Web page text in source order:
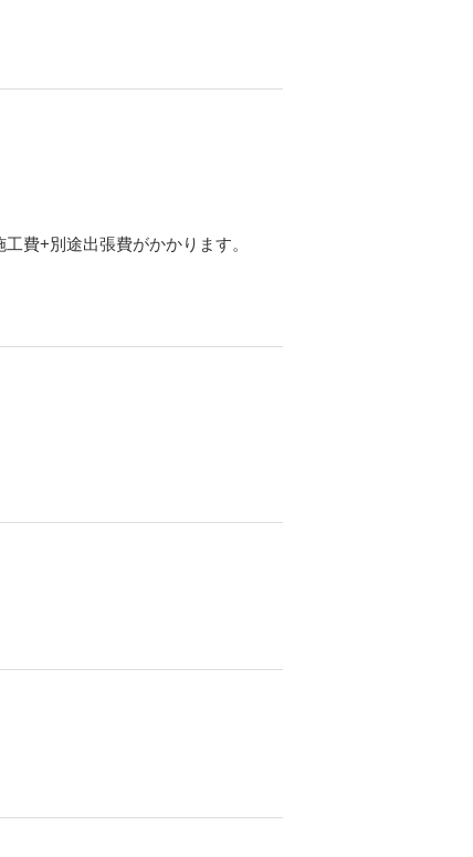
費+別途出張費がかかります。